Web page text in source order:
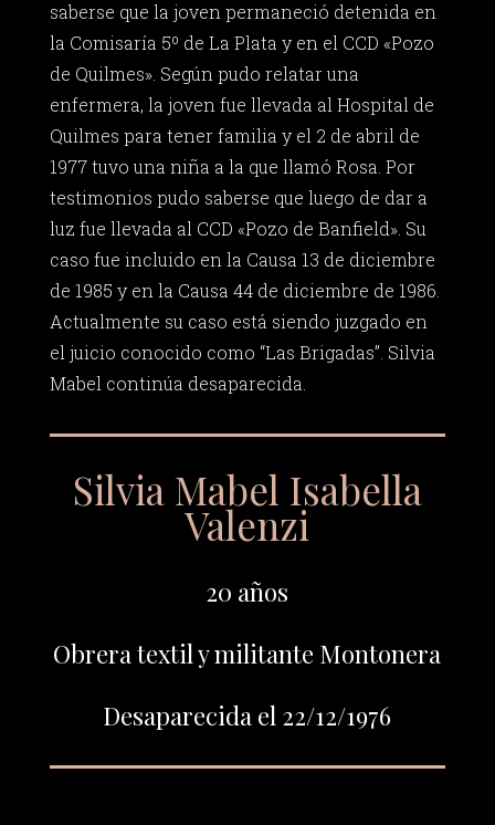
saberse que la joven permaneció detenida en
la Comisaría 5º de La Plata y en el CCD «Pozo
de Quilmes». Según pudo relatar una
enfermera, la joven fue llevada al Hospital de
Quilmes para tener familia y el 2 de abril de
1977 tuvo una niña a la que llamó Rosa. Por
testimonios pudo saberse que luego de dar a
luz fue llevada al CCD «Pozo de Banfield». Su
caso fue incluido en la Causa 13 de diciembre
de 1985 y en la Causa 44 de diciembre de 1986.
Actualmente su caso está siendo juzgado en
el juicio conocido como “Las Brigadas”. Silvia
Mabel continúa desaparecida.
Silvia Mabel Isabella
Valenzi
20 años
Obrera textil y militante Montonera
Desaparecida el 22/12/1976